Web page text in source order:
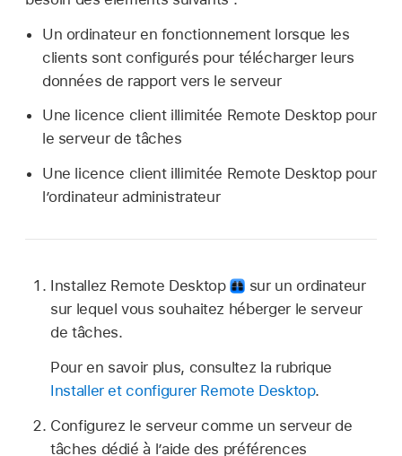
Un ordinateur en fonctionnement lorsque les
clients sont configurés pour télécharger leurs
données de rapport vers le serveur
Une licence client illimitée Remote Desktop pour
le serveur de tâches
Une licence client illimitée Remote Desktop pour
l’ordinateur administrateur
Installez Remote Desktop
sur un ordinateur
sur lequel vous souhaitez héberger le serveur
de tâches.
Pour en savoir plus, consultez la rubrique
Installer et configurer Remote Desktop.
Configurez le serveur comme un serveur de
tâches dédié à l’aide des préférences